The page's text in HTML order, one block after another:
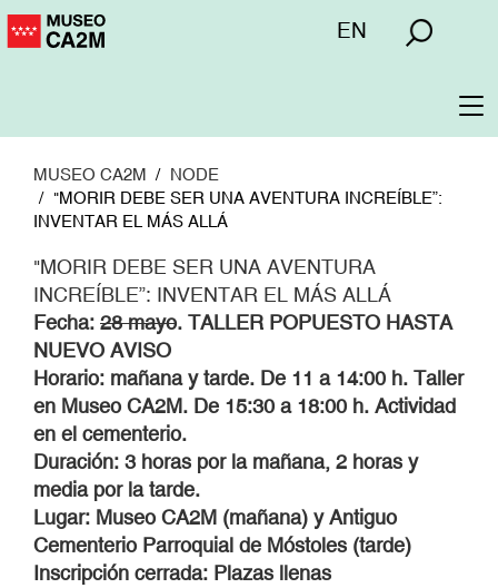
Pasar
Menú
EN
MUSEO CA2M
NODE
"MORIR DEBE SER UNA AVENTURA INCREÍBLE”:
INVENTAR EL MÁS ALLÁ
"MORIR DEBE SER UNA AVENTURA
INCREÍBLE”: INVENTAR EL MÁS ALLÁ
Fecha: 28 mayo. TALLER POPUESTO HASTA
NUEVO AVISO
Horario: mañana y tarde. De 11 a 14:00 h. Taller
en Museo CA2M. De 15:30 a 18:00 h. Actividad
en el cementerio.
Duración: 3 horas por la mañana, 2 horas y
media por la tarde.
Lugar: Museo CA2M (mañana) y Antiguo
Cementerio Parroquial de Móstoles (tarde)
Inscripción cerrada: Plazas llenas